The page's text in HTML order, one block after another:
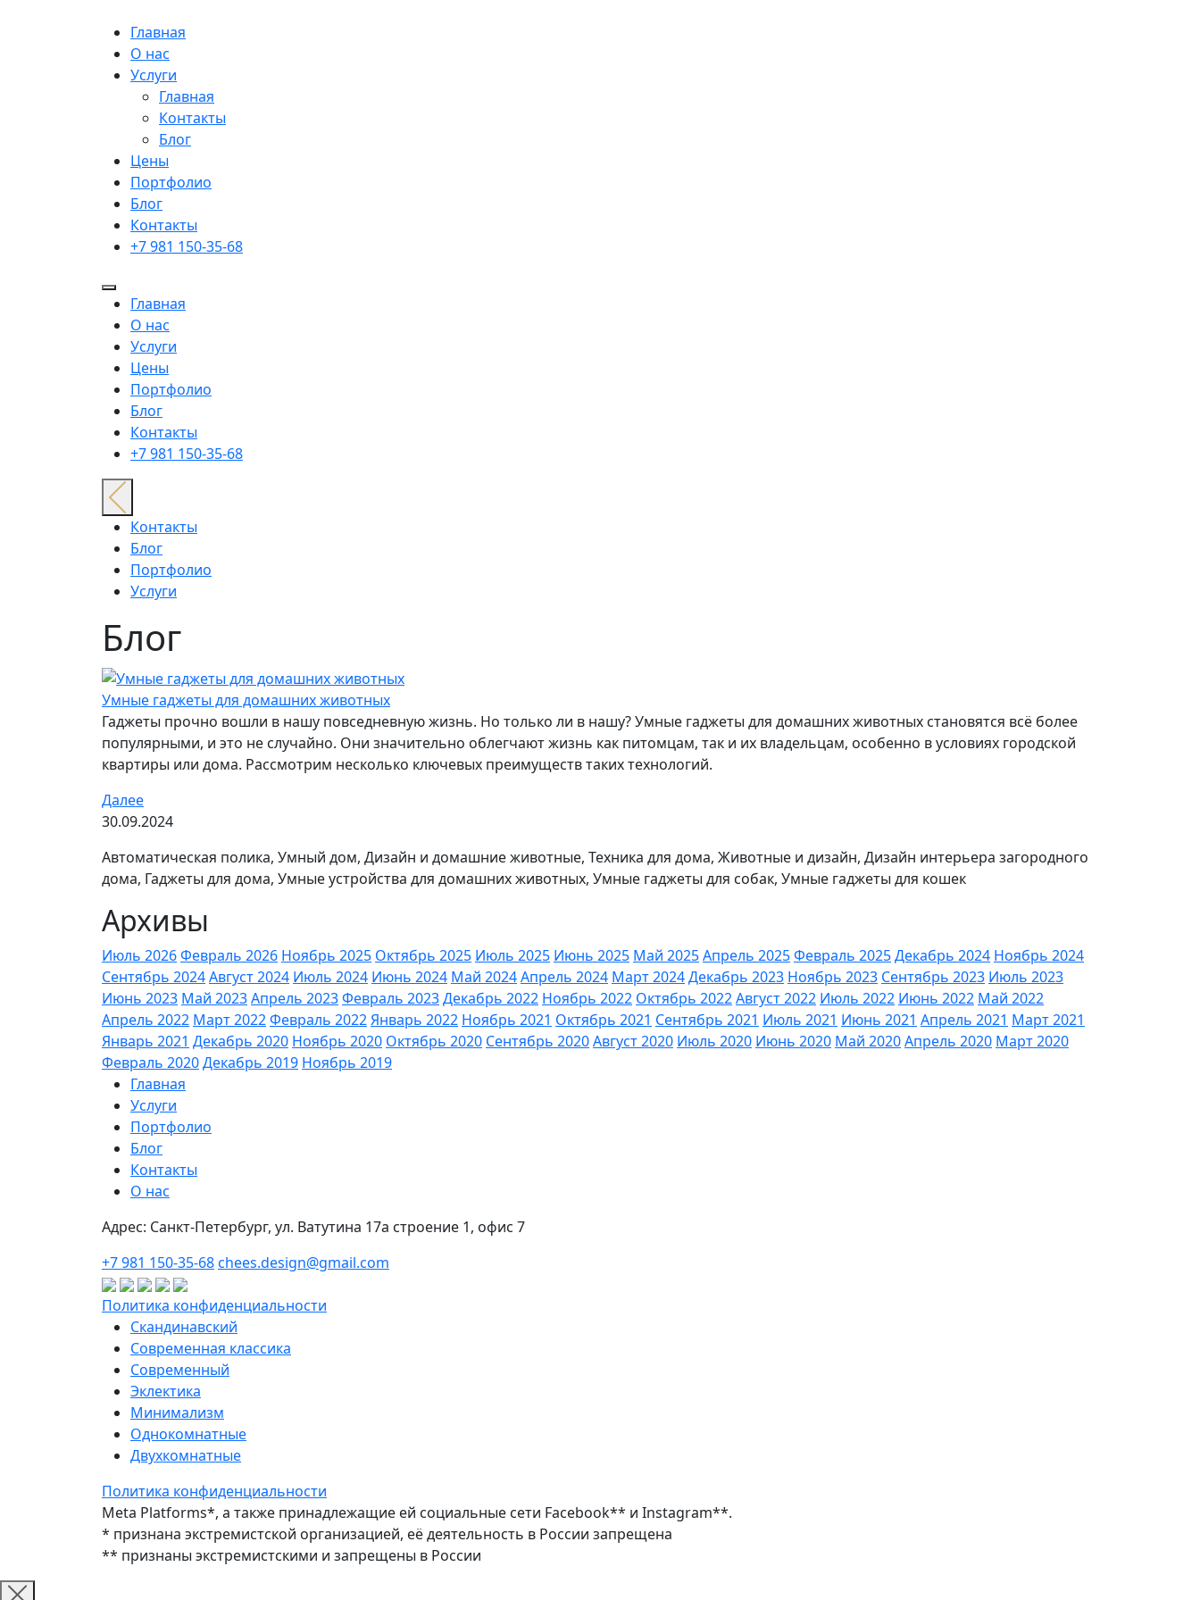
Главная
О нас
Услуги
Главная
Контакты
Блог
Цены
Портфолио
Блог
Контакты
+7 981 150-35-68
Главная
О нас
Услуги
Цены
Портфолио
Блог
Контакты
+7 981 150-35-68
Контакты
Блог
Портфолио
Услуги
Блог
Умные гаджеты для домашних животных
Гаджеты прочно вошли в нашу повседневную жизнь. Но только ли в нашу? Умные гаджеты для домашних животных становятся всё более
популярными, и это не случайно. Они значительно облегчают жизнь как питомцам, так и их владельцам, особенно в условиях городской
квартиры или дома. Рассмотрим несколько ключевых преимуществ таких технологий.
Далее
30.09.2024
Автоматическая полика, Умный дом, Дизайн и домашние животные, Техника для дома, Животные и дизайн, Дизайн интерьера загородного
дома, Гаджеты для дома, Умные устройства для домашних животных, Умные гаджеты для собак, Умные гаджеты для кошек
Архивы
Июль 2026Февраль 2026 Ноябрь 2025 Октябрь 2025 Июль 2025 Июнь 2025 Май 2025Апрель 2025Февраль 2025Декабрь 2024 Ноябрь 2024
Сентябрь 2024Август 2024 Июль 2024 Июнь 2024 Май 2024Апрель 2024 Март 2024Декабрь 2023 Ноябрь 2023 Сентябрь 2023 Июль 2023
Июнь 2023 Май 2023Апрель 2023Февраль 2023Декабрь 2022 Ноябрь 2022 Октябрь 2022Август 2022 Июль 2022 Июнь 2022 Май 2022
Апрель 2022 Март 2022Февраль 2022Январь 2022 Ноябрь 2021 Октябрь 2021 Сентябрь 2021 Июль 2021 Июнь 2021 Апрель 2021 Март 2021
Январь 2021 Декабрь 2020 Ноябрь 2020 Октябрь 2020 Сентябрь 2020Август 2020 Июль 2020 Июнь 2020 Май 2020Апрель 2020 Март 2020
Февраль 2020Декабрь 2019 Ноябрь 2019
Главная
Услуги
Портфолио
Блог
Контакты
О нас
Адрес: Санкт-Петербург, ул. Ватутина 17а строение 1, офис 7
+7 981 150-35-68chees.design@gmail.com
Политика конфиденциальности
Скандинавский
Современная классика
Современный
Эклектика
Минимализм
Однокомнатные
Двухкомнатные
Политика конфиденциальности
Meta Platforms*, а также принадлежащие ей социальные сети Facebook** и Instagram**.
* признана экстремистской организацией, её деятельность в России запрещена
** признаны экстремистскими и запрещены в России